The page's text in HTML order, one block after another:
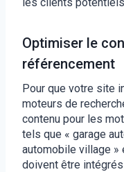
Optimiser le
référencement
Pour que votre site
moteurs de
contenu pour les
tels que « garage
automobile village »
doivent être